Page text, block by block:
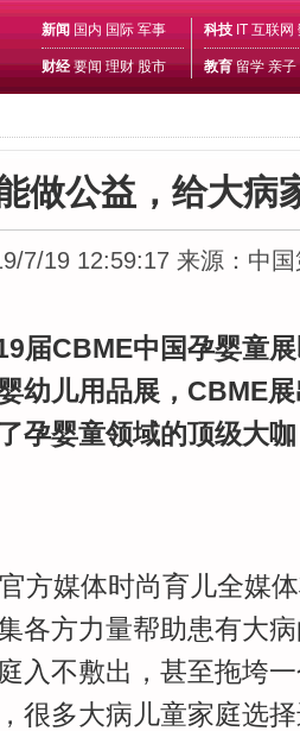
新闻 国内 国际 军事
财经 要闻 理财 股市
科技 IT 互联网
教育 留学 亲子
做公益，给大病
7/19 12:59:17 来源：中
届CBME中国孕婴童
幼儿用品展，CBME
孕婴童领域的顶级大
方媒体时尚育儿全媒
各方力量帮助患有大
入不敷出，甚至拖垮
很多大病儿童家庭选